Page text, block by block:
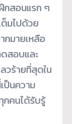
กสอนแรก ๆ
มไปด้วย
กมายเหลือ
สอบและ
วร้ายที่สุดใน
ป็นความ
กคนได้รับรู้